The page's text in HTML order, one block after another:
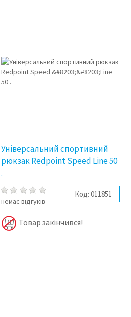
Універсальний спортивний
рюкзак Redpoint Speed ​​Line 50
.
немає відгуків
Код: 011851
Товар закінчився!